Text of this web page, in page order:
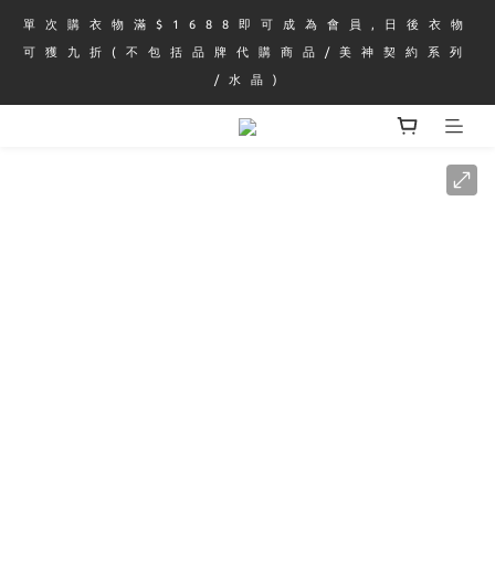
單 次 購 衣 物 滿 $ 1 6 8 8 即 可 成 為 會 員 , 日 後 衣 物
可 獲 九 折 ( 不 包 括 品 牌 代 購 商 品 / 美 神 契 約 系 列
/ 水 晶 )